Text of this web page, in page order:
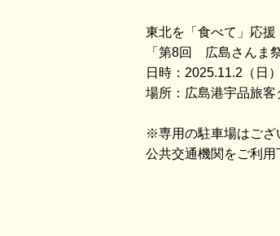
東北を「食べて」応援
「第8回 広島さんま祭
日時：2025.11.2（日
場所：広島港宇品旅
※専用の駐車場はござ
公共交通機関をご利用